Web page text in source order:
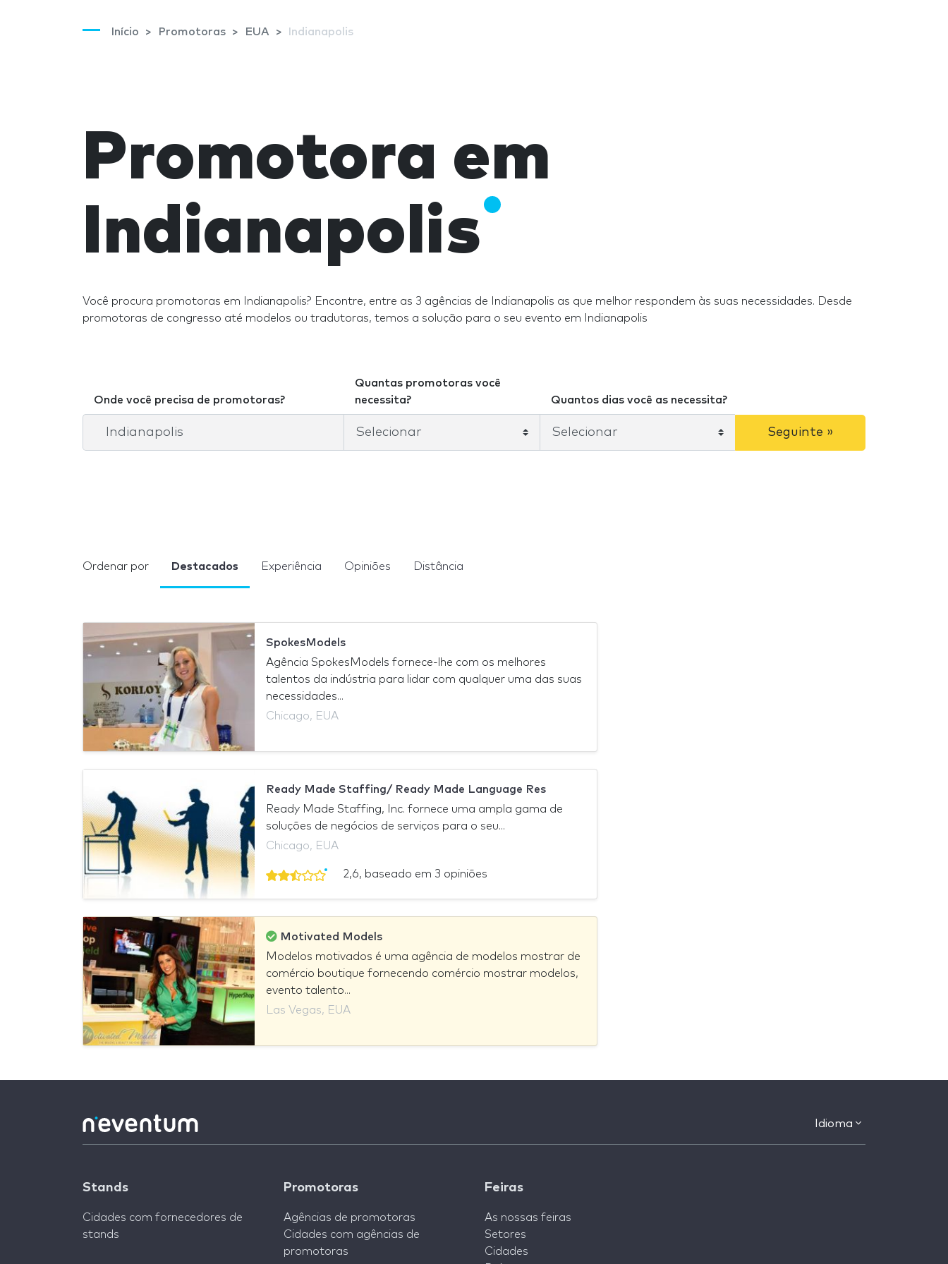
Início Promotoras EUA Indianapolis
Promotora em
Indianapolis
Você procura promotoras em Indianapolis? Encontre, entre as 3 agências de Indianapolis as que melhor respondem às suas necessidades. Desde
promotoras de congresso até modelos ou tradutoras, temos a solução para o seu evento em Indianapolis
Onde você precisa de promotoras?
Quantas promotoras você
necessita?
Quantos dias você as necessita?
Seguinte »
Ordenar por Destacados Experiência Opiniões Distância
SpokesModels
Agência SpokesModels fornece-lhe com os melhores
talentos da indústria para lidar com qualquer uma das suas
necessidades...
Chicago, EUA
Ready Made Staffing/ Ready Made Language Res
Ready Made Staffing, Inc. fornece uma ampla gama de
soluções de negócios de serviços para o seu...
Chicago, EUA
2,6, baseado em 3 opiniões
Motivated Models
Modelos motivados é uma agência de modelos mostrar de
comércio boutique fornecendo comércio mostrar modelos,
evento talento...
Las Vegas, EUA
Idioma
Stands
Cidades com fornecedores de
stands
Promotoras
Agências de promotoras
Cidades com agências de
promotoras
Feiras
As nossas feiras
Setores
Cidades